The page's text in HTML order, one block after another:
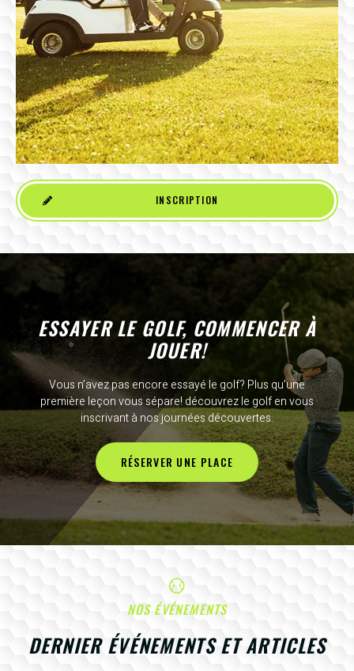
INSCRIPTION
ESSAYER LE GOLF, COMMENCER À
JOUER!
Vous n’avez pas encore essayé le golf? Plus qu’une
première leçon vous sépare! découvrez le golf en vous
inscrivant à nos journées découvertes.
RÉSERVER UNE PLACE
NOS ÉVÉNEMENTS
DERNIER ÉVÉNEMENTS ET ARTICLES